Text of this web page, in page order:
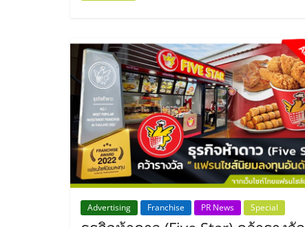
ที่
ปรึกษา
แฟ
รน
ไชส์,
Advertising Franchise PR News Special